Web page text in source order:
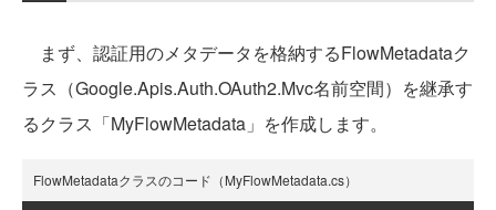
まず、認証用のメタデータを格納するFlowMetadataク
ラス（Google.Apis.Auth.OAuth2.Mvc名前空間）を継承す
るクラス「MyFlowMetadata」を作成します。
FlowMetadataクラスのコード（MyFlowMetadata.cs）